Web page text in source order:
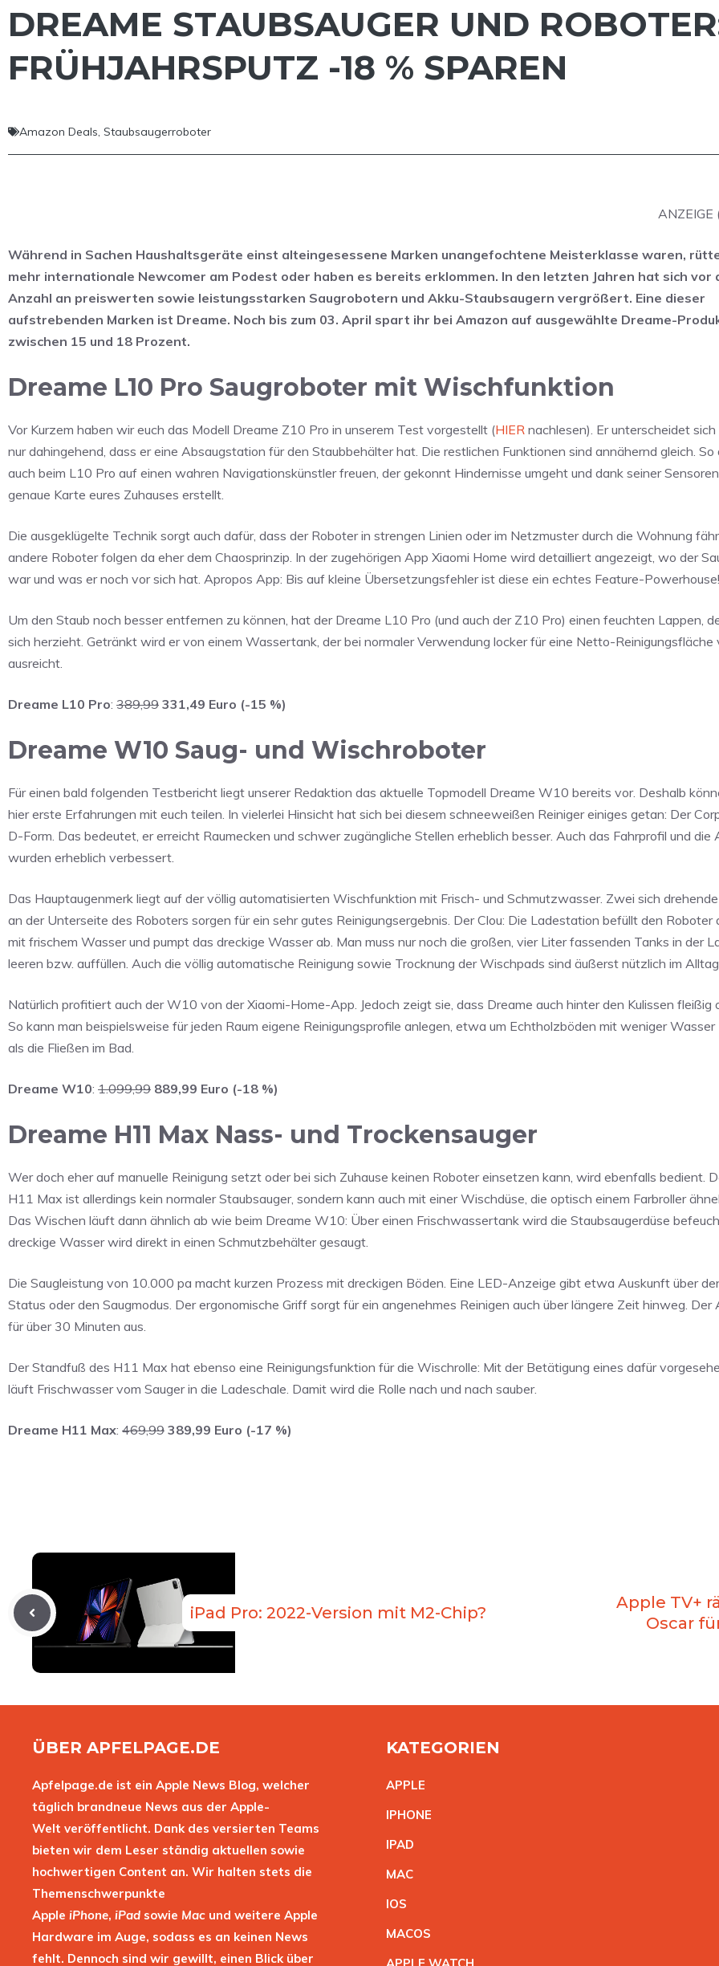
DREAME STAUBSAUGER UND
FRÜHJAHRSPUTZ -18 % SPAREN
Amazon Deals, Staubsaugerroboter
ANZEIGE
Während in Sachen Haushaltsgeräte einst alteingesessene Marken unangefochtene Meisterklasse waren,
mehr internationale Newcomer am Podest oder haben es bereits erklommen. In den letzten Jahren hat sich vor
Anzahl an preiswerten sowie leistungsstarken Saugrobotern und Akku-Staubsaugern vergrößert. Eine dieser
aufstrebenden Marken ist Dreame. Noch bis zum 03. April spart ihr bei Amazon auf ausgewählte Dreame-
zwischen 15 und 18 Prozent.
Dreame L10 Pro Saugroboter mit Wischfunktion
Vor Kurzem haben wir euch das Modell Dreame Z10 Pro in unserem Test vorgestellt (HIER nachlesen). Er unterscheidet
nur dahingehend, dass er eine Absaugstation für den Staubbehälter hat. Die restlichen Funktionen sind annähernd gleich.
auch beim L10 Pro auf einen wahren Navigationskünstler freuen, der gekonnt Hindernisse umgeht und dank seiner
genaue Karte eures Zuhauses erstellt.
Die ausgeklügelte Technik sorgt auch dafür, dass der Roboter in strengen Linien oder im Netzmuster durch die Wohnung
andere Roboter folgen da eher dem Chaosprinzip. In der zugehörigen App Xiaomi Home wird detailliert angezeigt, wo der
war und was er noch vor sich hat. Apropos App: Bis auf kleine Übersetzungsfehler ist diese ein echtes Feature-Powerhouse!
Um den Staub noch besser entfernen zu können, hat der Dreame L10 Pro (und auch der Z10 Pro) einen feuchten Lappen,
sich herzieht. Getränkt wird er von einem Wassertank, der bei normaler Verwendung locker für eine Netto-Reinigungsfläche
ausreicht.
Dreame L10 Pro: 389,99 331,49 Euro (-15 %)
Dreame W10 Saug- und Wischroboter
Für einen bald folgenden Testbericht liegt unserer Redaktion das aktuelle Topmodell Dreame W10 bereits vor. Deshalb
hier erste Erfahrungen mit euch teilen. In vielerlei Hinsicht hat sich bei diesem schneeweißen Reiniger einiges getan: Der
D-Form. Das bedeutet, er erreicht Raumecken und schwer zugängliche Stellen erheblich besser. Auch das Fahrprofil und die
wurden erheblich verbessert.
Das Hauptaugenmerk liegt auf der völlig automatisierten Wischfunktion mit Frisch- und Schmutzwasser. Zwei sich
an der Unterseite des Roboters sorgen für ein sehr gutes Reinigungsergebnis. Der Clou: Die Ladestation befüllt den Roboter
mit frischem Wasser und pumpt das dreckige Wasser ab. Man muss nur noch die großen, vier Liter fassenden Tanks in der
leeren bzw. auffüllen. Auch die völlig automatische Reinigung sowie Trocknung der Wischpads sind äußerst nützlich im
Natürlich profitiert auch der W10 von der Xiaomi-Home-App. Jedoch zeigt sie, dass Dreame auch hinter den Kulissen fleißig
So kann man beispielsweise für jeden Raum eigene Reinigungsprofile anlegen, etwa um Echtholzböden mit weniger Wasser
als die Fließen im Bad.
Dreame W10: 1.099,99 889,99 Euro (-18 %)
Dreame H11 Max Nass- und Trockensauger
Wer doch eher auf manuelle Reinigung setzt oder bei sich Zuhause keinen Roboter einsetzen kann, wird ebenfalls bedient.
H11 Max ist allerdings kein normaler Staubsauger, sondern kann auch mit einer Wischdüse, die optisch einem Farbroller
Das Wischen läuft dann ähnlich ab wie beim Dreame W10: Über einen Frischwassertank wird die Staubsaugerdüse
dreckige Wasser wird direkt in einen Schmutzbehälter gesaugt.
Die Saugleistung von 10.000 pa macht kurzen Prozess mit dreckigen Böden. Eine LED-Anzeige gibt etwa Auskunft über
Status oder den Saugmodus. Der ergonomische Griff sorgt für ein angenehmes Reinigen auch über längere Zeit hinweg. Der
für über 30 Minuten aus.
Der Standfuß des H11 Max hat ebenso eine Reinigungsfunktion für die Wischrolle: Mit der Betätigung eines dafür
läuft Frischwasser vom Sauger in die Ladeschale. Damit wird die Rolle nach und nach sauber.
Dreame H11 Max: 469,99 389,99 Euro (-17 %)
iPad Pro: 2022-Version mit M2-Chip?
Apple TV+
Oscar
ÜBER APFELPAGE.DE
Apfelpage.de ist ein Apple News Blog, welcher
täglich brandneue News aus der Apple-
Welt veröffentlicht. Dank des versierten Teams
bieten wir dem Leser ständig aktuellen sowie
hochwertigen Content an. Wir halten stets die
Themenschwerpunkte
Apple iPhone, iPad sowie Mac und weitere Apple
Hardware im Auge, sodass es an keinen News
fehlt. Dennoch sind wir gewillt, einen Blick über
KATEGORIEN
APPLE
IPHONE
IPAD
MAC
IOS
MACOS
APPLE WATCH